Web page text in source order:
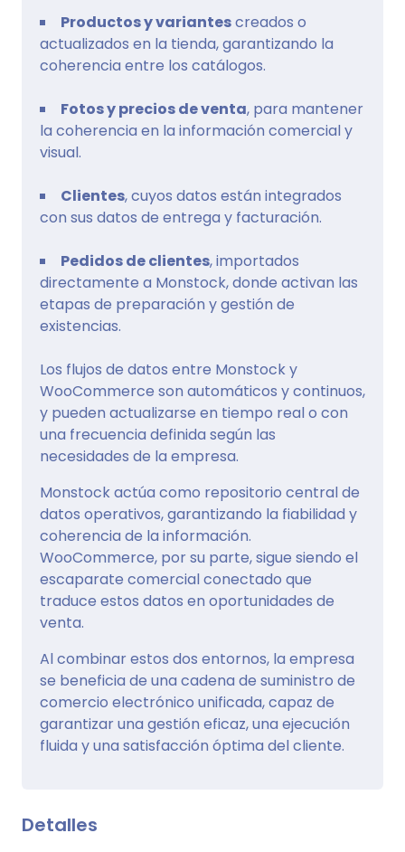
Productos y variantescreados o
actualizados en la tienda, garantizando la
coherencia entre los catálogos.
Fotos y precios de venta, para mantener
la coherencia en la información comercial y
visual.
Clientes, cuyos datos están integrados
con sus datos de entrega y facturación.
Pedidos de clientes, importados
directamente a Monstock, donde activan las
etapas de preparación y gestión de
existencias.
Los flujos de datos entre Monstock y
WooCommerce son automáticos y continuos,
y pueden actualizarse en tiempo real o con
una frecuencia definida según las
necesidades de la empresa.
Monstock actúa como repositorio central de
datos operativos, garantizando la fiabilidad y
coherencia de la información.
WooCommerce, por su parte, sigue siendo el
escaparate comercial conectado que
traduce estos datos en oportunidades de
venta.
Al combinar estos dos entornos, la empresa
se beneficia de una cadena de suministro de
comercio electrónico unificada, capaz de
garantizar una gestión eficaz, una ejecución
fluida y una satisfacción óptima del cliente.
Detalles